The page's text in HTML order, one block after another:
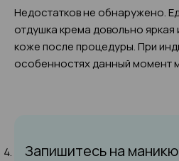
Недостатков не обнаружено.
отдушка крема довольно
коже после процедуры. При
особенностях данный момент
Запишитесь на